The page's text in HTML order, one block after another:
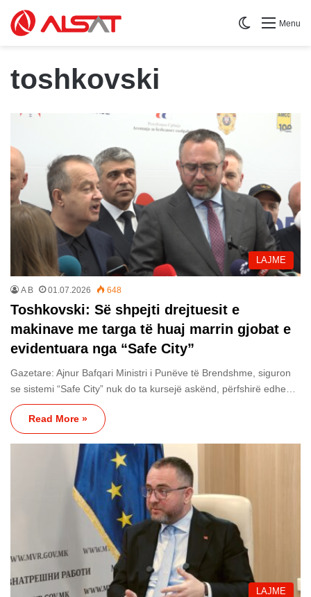
Menu
Switch skin
toshkovski
LAJME
A B 01.07.2026 648
Toshkovski: Së shpejti drejtuesit e
makinave me targa të huaj marrin gjobat e
evidentuara nga “Safe City”
Gazetare: Ajnur Bafqari Ministri i Punëve të Brendshme, siguron
se sistemi “Safe City” nuk do ta kursejë askënd, përfshirë edhe…
Read More »
LAJME